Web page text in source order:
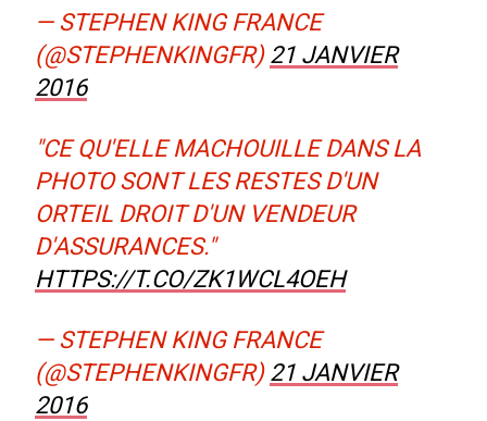
— STEPHEN KING FRANCE
(@STEPHENKINGFR) 21 JANVIER
2016
"CE QU'ELLE MACHOUILLE DANS LA
PHOTO SONT LES RESTES D'UN
ORTEIL DROIT D'UN VENDEUR
D'ASSURANCES."
HTTPS://T.CO/ZK1WCL4OEH
— STEPHEN KING FRANCE
(@STEPHENKINGFR) 21 JANVIER
2016